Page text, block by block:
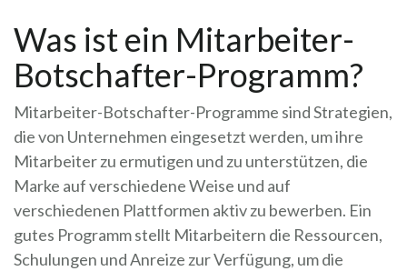
Was ist ein Mitarbeiter-
Botschafter-Programm?
Mitarbeiter-Botschafter-Programme sind Strategien,
die von Unternehmen eingesetzt werden, um ihre
Mitarbeiter zu ermutigen und zu unterstützen, die
Marke auf verschiedene Weise und auf
verschiedenen Plattformen aktiv zu bewerben. Ein
gutes Programm stellt Mitarbeitern die Ressourcen,
Schulungen und Anreize zur Verfügung, um die